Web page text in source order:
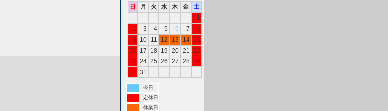
日
月 火 水 木 金
土
1
2
3 4 5 6 7
8
9
10 11 12 13 14
15
16
17 18 19 20 21
22
23 24 25 26 27 28
29
30 31
今日
定休日
休業日